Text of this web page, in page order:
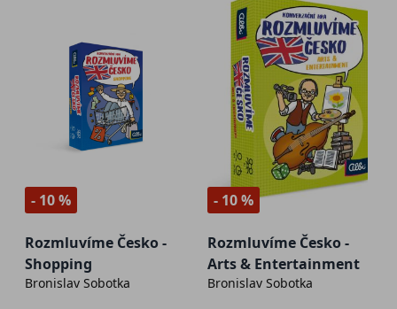
- 10 %
Rozmluvíme Česko -
Shopping
Bronislav Sobotka
- 10 %
Rozmluvíme Česko -
Arts & Entertainment
Bronislav Sobotka